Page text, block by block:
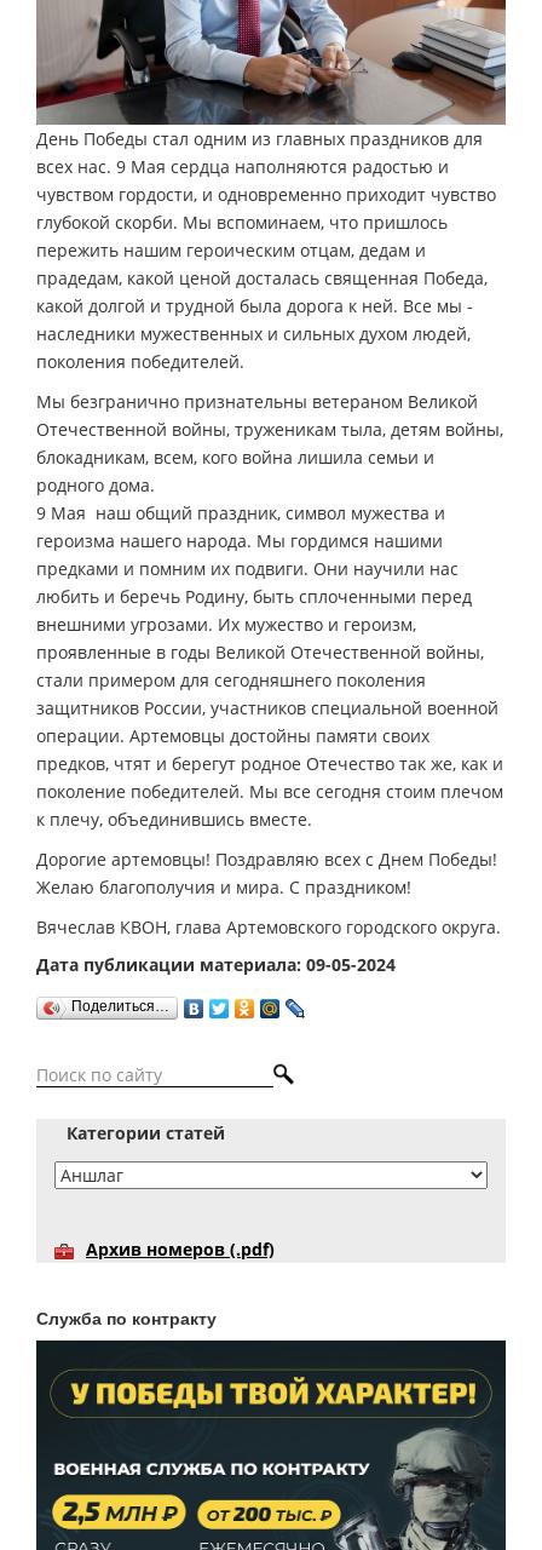
День Победы стал одним из главных праздников для
всех нас. 9 Мая сердца наполняются радостью и
чувством гордости, и одновременно приходит чувство
глубокой скорби. Мы вспоминаем, что пришлось
пережить нашим героическим отцам, дедам и
прадедам, какой ценой досталась священная Победа,
какой долгой и трудной была дорога к ней. Все мы ­
наследники мужественных и сильных духом людей,
поколения победителей.
Мы безгранично признательны ветераном Великой
Отечественной войны, труженикам тыла, детям войны,
блокадникам, всем, кого война лишила семьи и
родного дома.
9 Мая ­ наш общий праздник, символ мужества и
героизма нашего народа. Мы гордимся нашими
предками и помним их подвиги. Они научили нас
любить и беречь Родину, быть сплоченными перед
внешними угрозами. Их мужество и героизм,
проявленные в годы Великой Отечественной войны,
стали примером для сегодняшнего поколения
защитников России, участников специальной военной
операции. Артемовцы достойны памяти своих
предков, чтят и берегут родное Отечество так же, как и
поколение победителей. Мы все сегодня стоим плечом
к плечу, объединившись вместе.
Дорогие артемовцы! Поздравляю всех с Днем Победы!
Желаю благополучия и мира. С праздником!
Вячеслав КВОН, глава Артемовского городского округа.
Дата публикации материала: 09-05-2024
Поделиться…
Категории статей
Архив номеров (.pdf)
Служба по контракту